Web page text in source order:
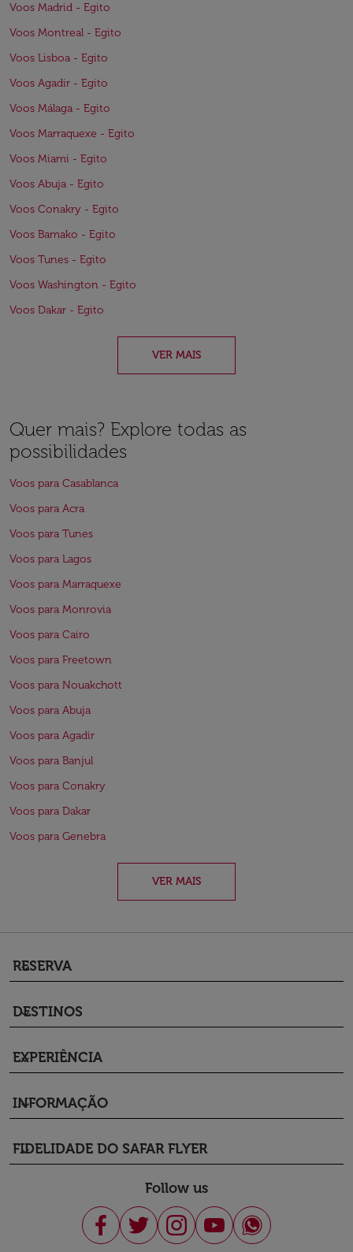
Voos Madrid - Egito
Voos Montreal - Egito
Voos Lisboa - Egito
Voos Agadir - Egito
Voos Málaga - Egito
Voos Marraquexe - Egito
Voos Miami - Egito
Voos Abuja - Egito
Voos Conakry - Egito
Voos Bamako - Egito
Voos Tunes - Egito
Voos Washington - Egito
Voos Dakar - Egito
VER MAIS
Quer mais? Explore todas as
possibilidades
Voos para Casablanca
Voos para Acra
Voos para Tunes
Voos para Lagos
Voos para Marraquexe
Voos para Monrovia
Voos para Cairo
Voos para Freetown
Voos para Nouakchott
Voos para Abuja
Voos para Agadir
Voos para Banjul
Voos para Conakry
Voos para Dakar
Voos para Genebra
VER MAIS
RESERVA
keyboard_arrow_down
DESTINOS
keyboard_arrow_down
EXPERIÊNCIA
keyboard_arrow_down
INFORMAÇÃO
keyboard_arrow_down
FIDELIDADE DO SAFAR FLYER
keyboard_arrow_down
Follow us